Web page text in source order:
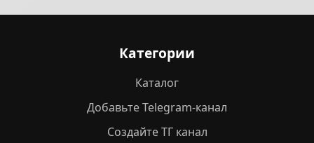
Категории
Каталог
Добавьте Telegram-канал
Создайте ТГ канал